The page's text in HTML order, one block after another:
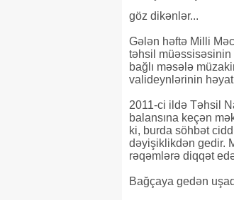
göz dikənlər...
Gələn həftə Milli
təhsil
bağlı məsələ
valideynlərinin
2011-ci ildə Təhsil
balansına keçən
ki, burda söhbət
dəyişiklikdən gedir.
rəqəmlərə diqqət
Bağçaya gedən